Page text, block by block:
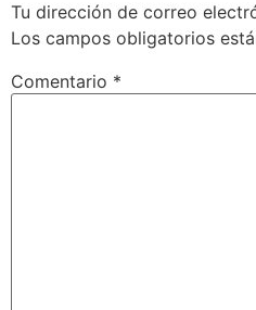
Tu dirección de correo
Los campos obligatorios
Comentario *